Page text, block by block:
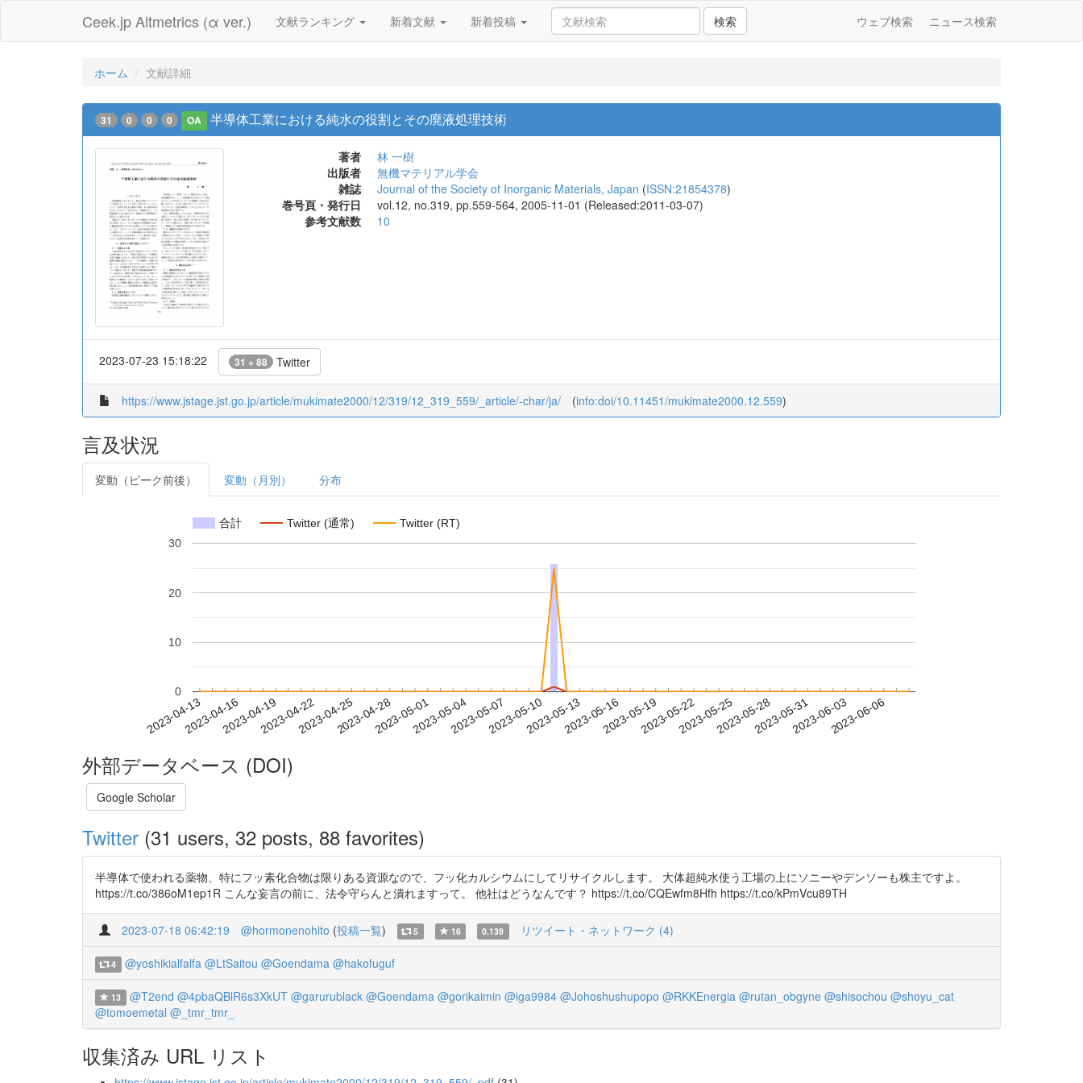
Ceek.jp Altmetrics (α ver.) 文献ランキング 新着文献 新着投稿 検索 ウェブ検索 ニュース検索
ホーム 文献詳細
31 0 0 0 OA 半導体工業における純水の役割とその廃液処理技術
著者
林 一樹
出版者
無機マテリアル学会
雑誌
Journal of the Society of Inorganic Materials, Japan (ISSN:21854378)
巻号頁・発行日
vol.12, no.319, pp.559-564, 2005-11-01 (Released:2011-03-07)
参考文献数
10
2023-07-23 15:18:22 31 + 88 Twitter
https://www.jstage.jst.go.jp/article/mukimate2000/12/319/12_319_559/_article/-char/ja/ (info:doi/10.11451/mukimate2000.12.559)
言及状況
変動（ピーク前後） 変動（月別） 分布
合計 Twitter (通常) Twitter (RT)
2023-04-132023-04-162023-04-192023-04-222023-04-252023-04-282023-05-012023-05-042023-05-072023-05-102023-05-132023-05-162023-05-192023-05-222023-05-252023-05-282023-05-312023-06-032023-06-06
0
10
20
30
外部データベース (DOI)
Google Scholar
Twitter (31 users, 32 posts, 88 favorites)
半導体で使われる薬物、特にフッ素化合物は限りある資源なので、フッ化カルシウムにしてリサイクルします。 大体超純水使う工場の上にソニーやデンソーも株主ですよ。
https://t.co/386oM1ep1R こんな妄言の前に、法令守らんと潰れますって。 他社はどうなんです？ https://t.co/CQEwfm8Hfh https://t.co/kPmVcu89TH
2023-07-18 06:42:19 @hormonenohito (投稿一覧) 5 16 0.139 リツイート・ネットワーク (4)
4 @yoshikialfalfa @LtSaitou @Goendama @hakofuguf
13 @T2end @4pbaQBlR6s3XkUT @garurublack @Goendama @gorikaimin @iga9984 @Johoshushupopo @RKKEnergia @rutan_obgyne @shisochou @shoyu_cat
@tomoemetal @_tmr_tmr_
収集済み URL リスト